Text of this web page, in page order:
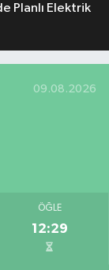
09.08.2026
ÖĞLE
12:29